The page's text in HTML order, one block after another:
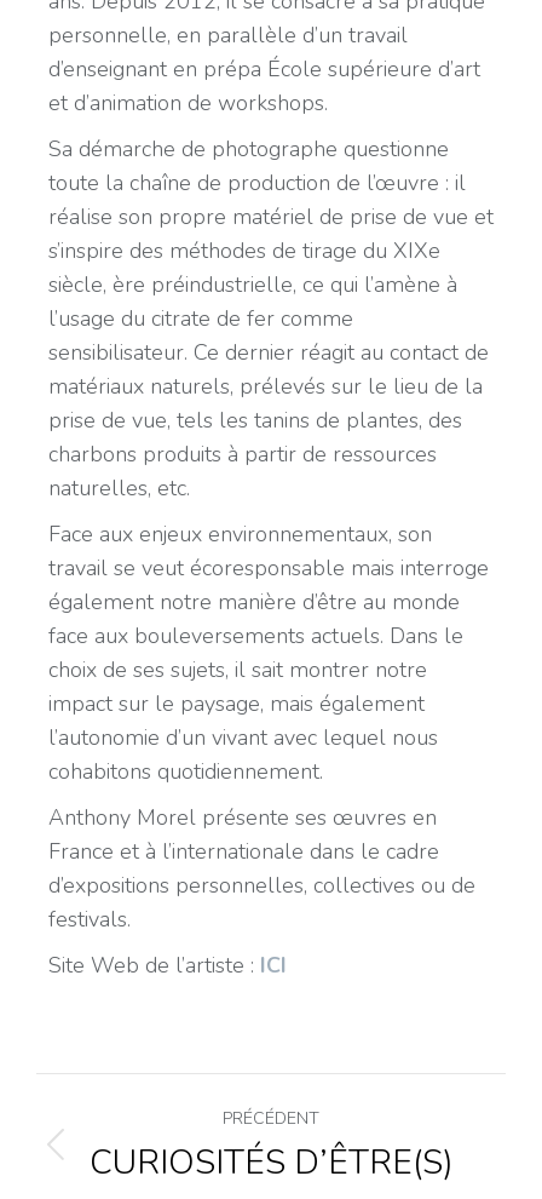
personnelle, en parallèle d’un travail
d’enseignant en prépa École supérieure d’art
et d’animation de workshops.
Sa démarche de photographe questionne
toute la chaîne de production de l’œuvre : il
réalise son propre matériel de prise de vue et
s’inspire des méthodes de tirage du XIXe
siècle, ère préindustrielle, ce qui l’amène à
l’usage du citrate de fer comme
sensibilisateur. Ce dernier réagit au contact de
matériaux naturels, prélevés sur le lieu de la
prise de vue, tels les tanins de plantes, des
charbons produits à partir de ressources
naturelles, etc.
Face aux enjeux environnementaux, son
travail se veut écoresponsable mais interroge
également notre manière d’être au monde
face aux bouleversements actuels. Dans le
choix de ses sujets, il sait montrer notre
impact sur le paysage, mais également
l’autonomie d’un vivant avec lequel nous
cohabitons quotidiennement.
Anthony Morel présente ses œuvres en
France et à l’internationale dans le cadre
d’expositions personnelles, collectives ou de
festivals.
Site Web de l’artiste : ICI
PRÉCÉDENT
CURIOSITÉS D’ÊTRE(S)